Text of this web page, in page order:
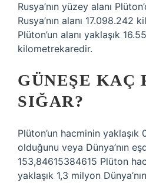
Rusya’nın yüzey alanı
Rusya’nın alanı 17.098.242
Plüton’un alanı yaklaşık
kilometrekaredir.
GÜNEŞE KAÇ
SIĞAR?
Plüton’un hacminin
olduğunu veya Dünya’nın
153,84615384615 Plüton
yaklaşık 1,3 milyon